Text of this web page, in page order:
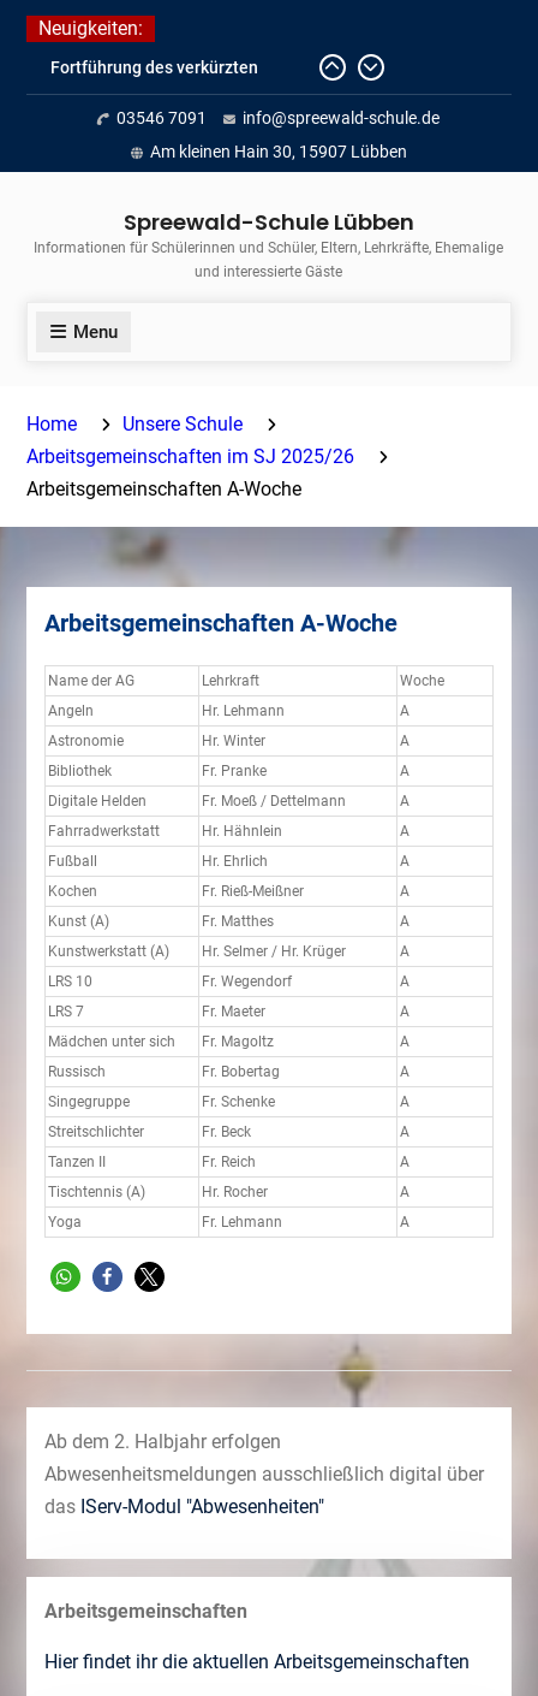
Skip
content
Neuigkeiten:
Fortführung des verkürzten
Unterrichts aufgrund der hohen
Temperaturen (22.06. bis
voraussichtlich zum 26.06.2026)
Journalismus hautnah
Insellauf 2026
03546 7091
info@spreewald-schule.de
Am kleinen Hain 30, 15907 Lübben
Spreewald-Schule Lübben
Informationen für Schülerinnen und Schüler, Eltern, Lehrkräfte, Ehemalige
und interessierte Gäste
Menu
Home
Unsere Schule
Arbeitsgemeinschaften im SJ 2025/26
Arbeitsgemeinschaften A-Woche
Arbeitsgemeinschaften A-Woche
Name der AG Lehrkraft
Woche
Angeln
Hr. Lehmann
A
Astronomie
Hr. Winter
A
Bibliothek
Fr. Pranke
A
Digitale Helden
Fr. Moeß / Dettelmann
A
Fahrradwerkstatt
Hr. Hähnlein
A
Fußball
Hr. Ehrlich
A
Kochen
Fr. Rieß-Meißner
A
Kunst (A)
Fr. Matthes
A
Kunstwerkstatt (A)
Hr. Selmer / Hr. Krüger
A
LRS 10
Fr. Wegendorf
A
LRS 7
Fr. Maeter
A
Mädchen unter sich
Fr. Magoltz
A
Russisch
Fr. Bobertag
A
Singegruppe
Fr. Schenke
A
Streitschlichter
Fr. Beck
A
Tanzen II
Fr. Reich
A
Tischtennis (A)
Hr. Rocher
A
Yoga
Fr. Lehmann A
Ab dem 2. Halbjahr erfolgen
Abwesenheitsmeldungen ausschließlich digital über
das IServ-Modul "Abwesenheiten"
Arbeitsgemeinschaften
Hier findet ihr die aktuellen Arbeitsgemeinschaften